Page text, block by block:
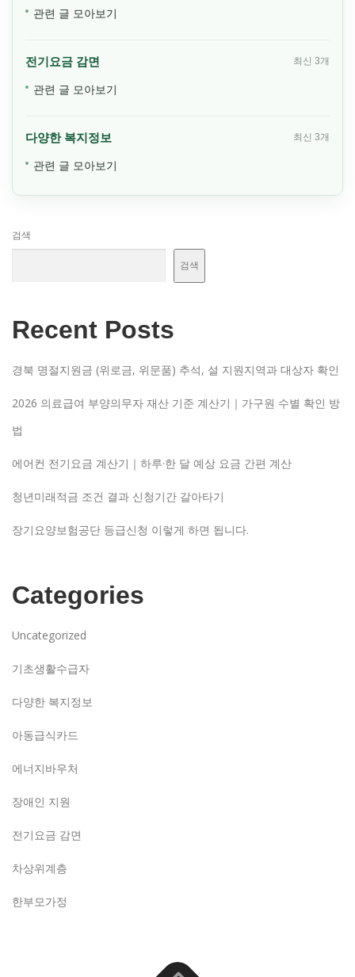
관련 글 모아보기
전기요금 감면 최신 3개
관련 글 모아보기
다양한 복지정보 최신 3개
관련 글 모아보기
검색
검색
Recent Posts
경북 명절지원금 (위로금, 위문품) 추석, 설 지원지역과 대상자 확인
2026 의료급여 부양의무자 재산 기준 계산기｜가구원 수별 확인 방
법
에어컨 전기요금 계산기｜하루·한 달 예상 요금 간편 계산
청년미래적금 조건 결과 신청기간 갈아타기
장기요양보험공단 등급신청 이렇게 하면 됩니다.
Categories
Uncategorized
기초생활수급자
다양한 복지정보
아동급식카드
에너지바우처
장애인 지원
전기요금 감면
차상위계층
한부모가정